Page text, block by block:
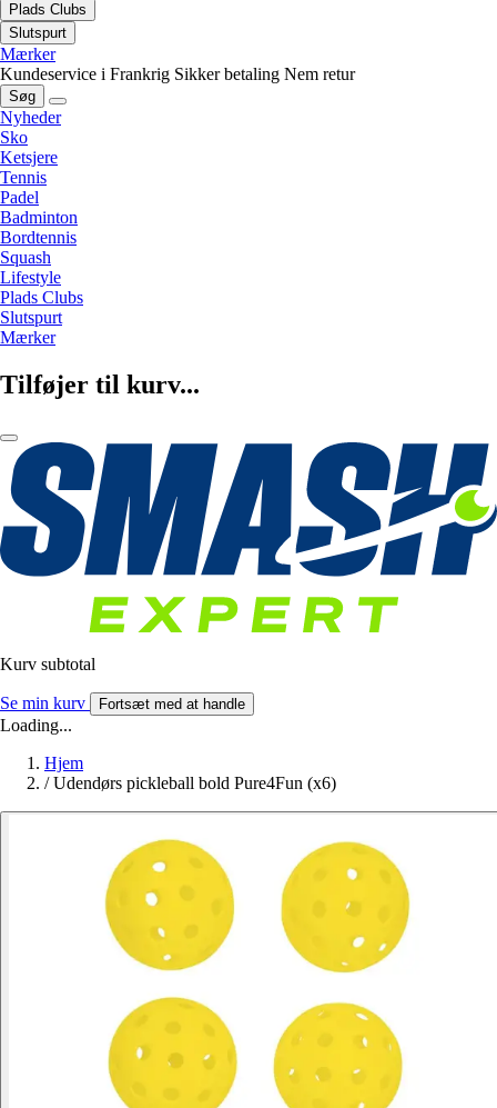
Plads Clubs
Slutspurt
Mærker
Kundeservice i Frankrig Sikker betaling Nem retur
Søg
Nyheder
Sko
Ketsjere
Tennis
Padel
Badminton
Bordtennis
Squash
Lifestyle
Plads Clubs
Slutspurt
Mærker
Tilføjer til kurv...
Kurv subtotal
Se min kurv Fortsæt med at handle
Loading...
Hjem
/ Udendørs pickleball bold Pure4Fun (x6)